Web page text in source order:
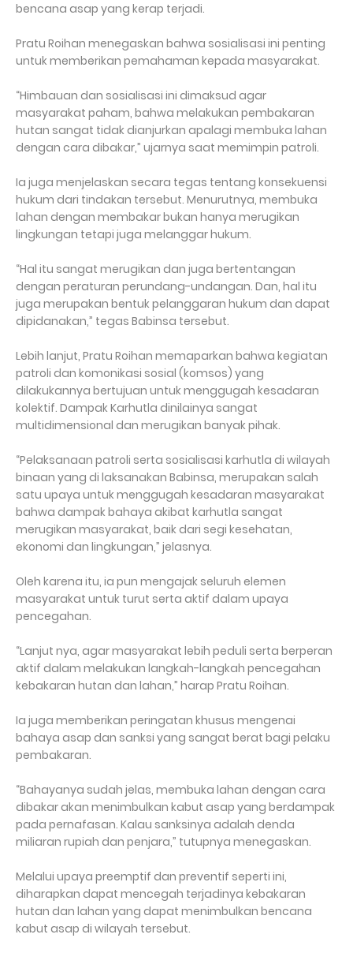
bencana asap yang kerap terjadi.
Pratu Roihan menegaskan bahwa sosialisasi ini penting
untuk memberikan pemahaman kepada masyarakat.
“Himbauan dan sosialisasi ini dimaksud agar
masyarakat paham, bahwa melakukan pembakaran
hutan sangat tidak dianjurkan apalagi membuka lahan
dengan cara dibakar,” ujarnya saat memimpin patroli.
Ia juga menjelaskan secara tegas tentang konsekuensi
hukum dari tindakan tersebut. Menurutnya, membuka
lahan dengan membakar bukan hanya merugikan
lingkungan tetapi juga melanggar hukum.
“Hal itu sangat merugikan dan juga bertentangan
dengan peraturan perundang-undangan. Dan, hal itu
juga merupakan bentuk pelanggaran hukum dan dapat
dipidanakan,” tegas Babinsa tersebut.
Lebih lanjut, Pratu Roihan memaparkan bahwa kegiatan
patroli dan komonikasi sosial (komsos) yang
dilakukannya bertujuan untuk menggugah kesadaran
kolektif. Dampak Karhutla dinilainya sangat
multidimensional dan merugikan banyak pihak.
“Pelaksanaan patroli serta sosialisasi karhutla di wilayah
binaan yang di laksanakan Babinsa, merupakan salah
satu upaya untuk menggugah kesadaran masyarakat
bahwa dampak bahaya akibat karhutla sangat
merugikan masyarakat, baik dari segi kesehatan,
ekonomi dan lingkungan,” jelasnya.
Oleh karena itu, ia pun mengajak seluruh elemen
masyarakat untuk turut serta aktif dalam upaya
pencegahan.
“Lanjut nya, agar masyarakat lebih peduli serta berperan
aktif dalam melakukan langkah-langkah pencegahan
kebakaran hutan dan lahan,” harap Pratu Roihan.
Ia juga memberikan peringatan khusus mengenai
bahaya asap dan sanksi yang sangat berat bagi pelaku
pembakaran.
“Bahayanya sudah jelas, membuka lahan dengan cara
dibakar akan menimbulkan kabut asap yang berdampak
pada pernafasan. Kalau sanksinya adalah denda
miliaran rupiah dan penjara,” tutupnya menegaskan.
Melalui upaya preemptif dan preventif seperti ini,
diharapkan dapat mencegah terjadinya kebakaran
hutan dan lahan yang dapat menimbulkan bencana
kabut asap di wilayah tersebut.